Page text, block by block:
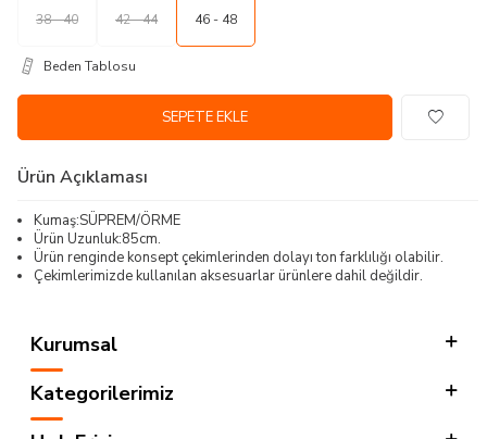
38 - 40 42 - 44 46 - 48
Beden Tablosu
SEPETE EKLE
Ürün Açıklaması
Kumaş:SÜPREM/ÖRME
Ürün Uzunluk:85cm.
Ürün renginde konsept çekimlerinden dolayı ton farklılığı olabilir.
Çekimlerimizde kullanılan aksesuarlar ürünlere dahil değildir.
Kurumsal
Kategorilerimiz